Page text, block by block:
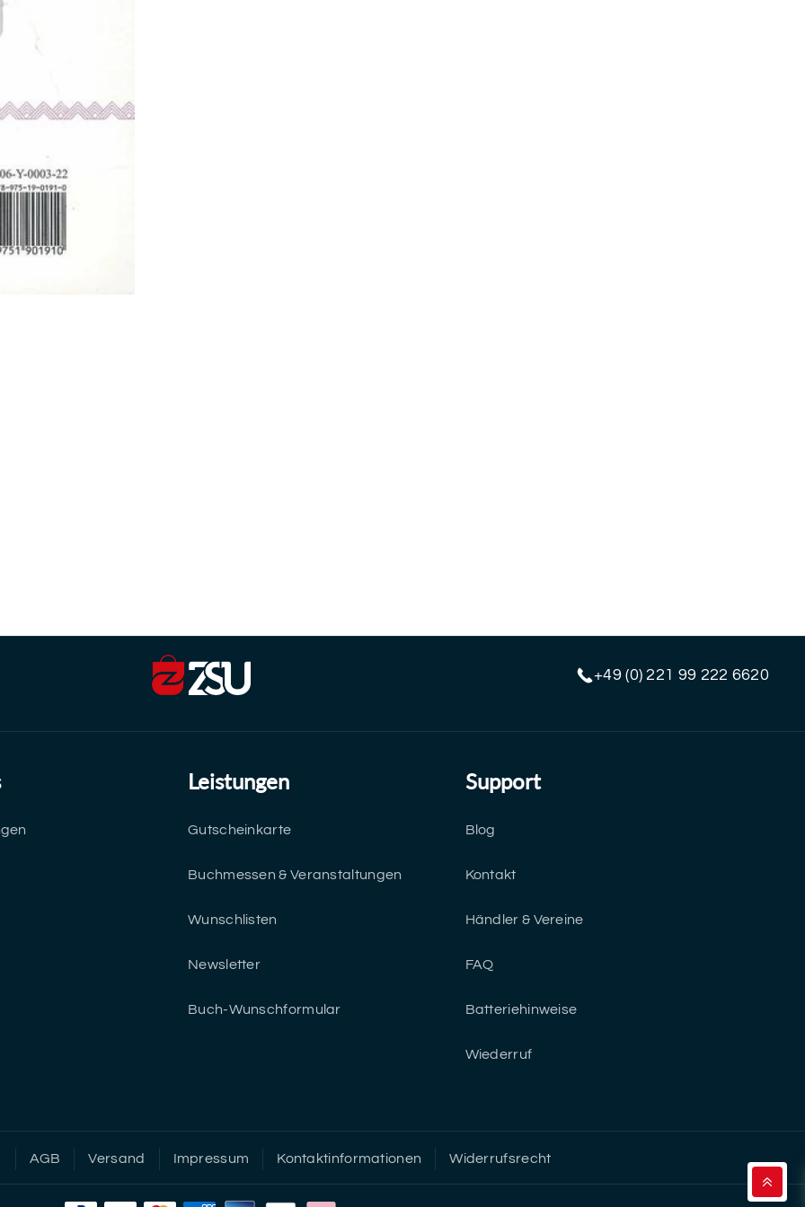
+49 (0) 221 99 222 6620
Leistungen
Gutscheinkarte
Buchmessen & Veranstaltungen
Wunschlisten
Newsletter
Buch-Wunschformular
Support
Blog
Kontakt
Händler & Vereine
FAQ
Batteriehinweise
Wiederruf
AGB Versand Impressum Kontaktinformationen Widerrufsrecht